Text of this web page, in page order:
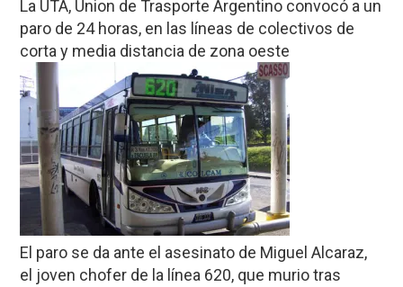
La UTA, Union de Trasporte Argentino convocó a un
paro de 24 horas, en las líneas de colectivos de
corta y media distancia de zona oeste
El paro se da ante el asesinato de Miguel Alcaraz,
el joven chofer de la línea 620, que murio tras